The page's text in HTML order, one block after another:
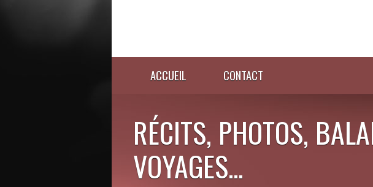
ACCUEIL CONTACT
RÉCITS, PHOTOS,
VOYAGES...